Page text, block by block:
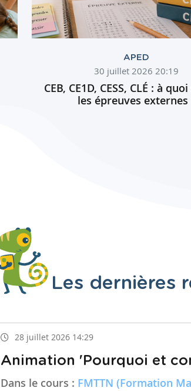
APED
30 juillet 2026 20:19
CEB, CE1D, CESS, CLÉ : à
les épreuves externes
Les dernières
28 juillet 2026 14:29
Animation 'Pourquoi et
Dans le cours : FMTTN (Formation